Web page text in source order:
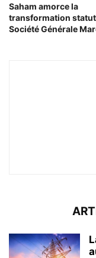
Saham amorce la
transformation
Société Générale